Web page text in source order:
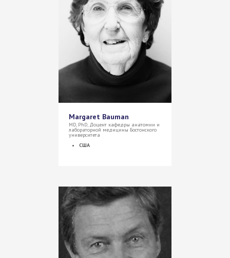
Margaret Bauman
MD, PhD, Доцент кафедры анатомии и
лабораторной медицины Бостонского
университета
США